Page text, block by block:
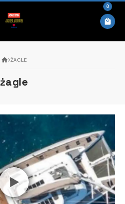
0
ŻAGLE
żagle